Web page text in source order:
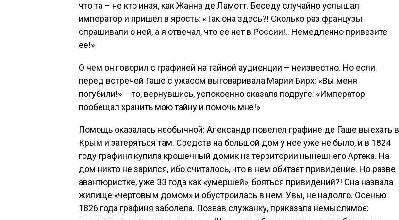
что та – не кто иная, как Жанна де Ламотт. Беседу случайно услышал
император и пришел в ярость: «Так она здесь?! Сколько раз французы
спрашивали о ней, а я отвечал, что ее нет в России!.. Немедленно привезите
ее!»
О чем он говорил с графиней на тайной аудиенции – неизвестно. Но если
перед встречей Гаше с ужасом выговаривала Марии Бирх: «Вы меня
погубили!» – то, вернувшись, успокоенно сказала подруге: «Император
пообещал хранить мою тайну и помочь мне!»
Помощь оказалась необычной: Александр повелел графине де Гаше выехать в
Крым и затеряться там. Средств на большой дом у нее уже не было, и в 1824
году графиня купила крошечный домик на территории нынешнего Артека. На
дом никто не зарился, ибо считалось, что в нем обитает привидение. Но разве
авантюристке, уже 33 года как «умершей», бояться привидений?! Она назвала
жилище «чертовым домом» и обустроилась в нем. Увы, не надолго. Осенью
1826 года графиня заболела. Позвав служанку, приказала немыслимое: